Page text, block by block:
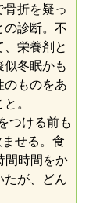
折を疑っ
の診断。不
栄養剤と
冬眠かも
のものをあ
。
つける前も
せる。食
間時間をか
たが、どん